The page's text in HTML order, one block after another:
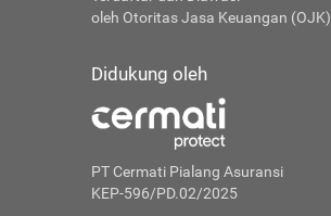
oleh Otoritas Jasa Keuangan (OJK)
Didukung oleh
PT Cermati Pialang Asuransi
KEP-596/PD.02/2025